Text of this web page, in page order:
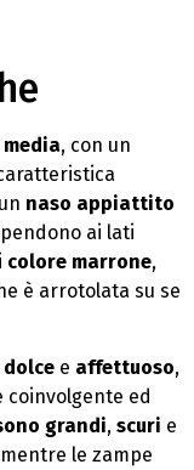
, con un
naso appiattito
ai lati
colore marrone,
è arrotolata su se
e affettuoso,
coinvolgente ed
grandi, scuri e
le zampe